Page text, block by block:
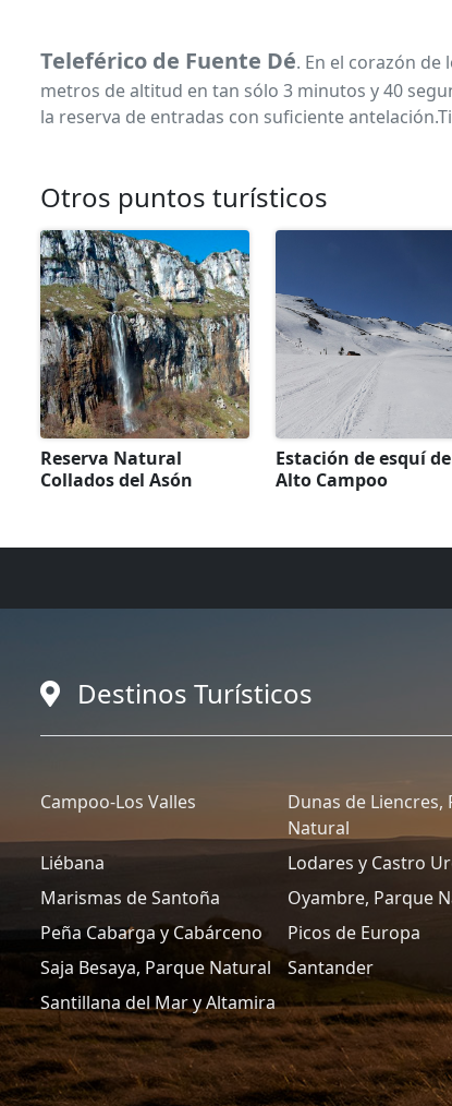
Teleférico de Fuente Dé. En el corazón de
metros de altitud en tan sólo 3 minutos y 40
la reserva de entradas con suficiente
Otros puntos turísticos
Reserva Natural
Collados del Asón
Estación de esquí de
Alto Campoo
Destinos Turísticos
Campoo-Los Valles
Dunas de Liencres,
Natural
Liébana
Lodares y Castro
Marismas de Santoña
Oyambre, Parque
Peña Cabarga y Cabárceno
Picos de Europa
Saja Besaya, Parque Natural
Santander
Santillana del Mar y Altamira